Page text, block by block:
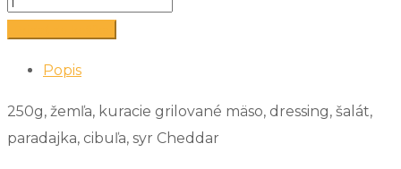
Popis
250g, žemľa, kuracie grilované mäso, dressing, šalát,
paradajka, cibuľa, syr Cheddar